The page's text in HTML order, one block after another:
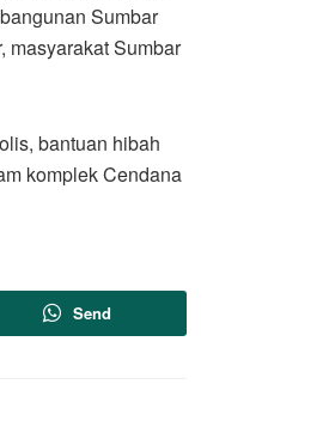
Sumbar
masyarakat Sumbar
bantuan hibah
komplek Cendana
Send